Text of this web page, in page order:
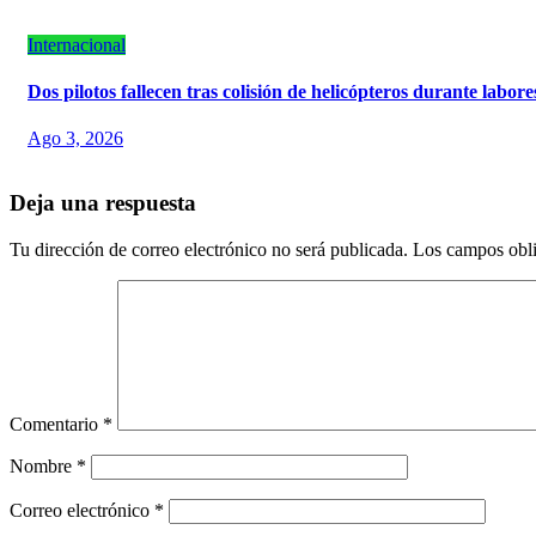
Internacional
Dos pilotos fallecen tras colisión de helicópteros durante
Ago 3, 2026
Deja una respuesta
Tu dirección de correo electrónico no será publicada. Los campos
Comentario *
Nombre *
Correo electrónico *